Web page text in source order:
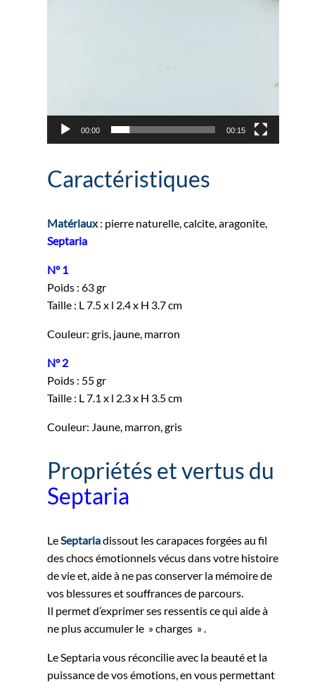
00:00 00:15
Caractéristiques
Matériaux: pierre naturelle, calcite, aragonite,
Septaria
N° 1
Poids : 63 gr
Taille : L 7.5 x l 2.4 x H 3.7 cm
Couleur: gris, jaune, marron
N° 2
Poids : 55 gr
Taille : L 7.1 x l 2.3 x H 3.5 cm
Couleur: Jaune, marron, gris
Propriétés et vertus du
Septaria
LeSeptariadissout les carapaces forgées au fil
des chocs émotionnels vécus dans votre histoire
de vie et, aide à ne pas conserver la mémoire de
vos blessures et souffrances de parcours.
Il permet d’exprimer ses ressentis ce qui aide à
ne plus accumuler le » charges » .
Le Septaria vous réconcilie avec la beauté et la
puissance de vos émotions, en vous permettant